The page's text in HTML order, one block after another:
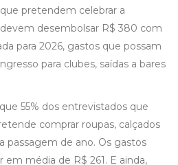
pretendem celebrar a
desembolsar R$ 380 com
para 2026, gastos que possam
para clubes, saídas a bares
55% dos entrevistados que
comprar roupas, calçados
passagem de ano. Os gastos
média de R$ 261. E ainda,